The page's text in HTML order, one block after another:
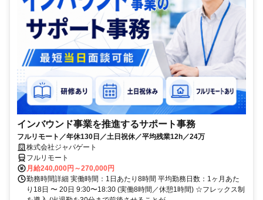
インバウンド事業を推進するサポート事務
フルリモート／年休130日／土日祝休／平均残業12h／24万
株式会社ジャパゲート
フルリモート
月給240,000円～270,000円
勤務時間詳細 実働時間：1日あたり8時間 平均勤務日数：1ヶ月あた
り18日 〜 20日 9:30〜18:30 (実働8時間／休憩1時間) ☆フレックス制